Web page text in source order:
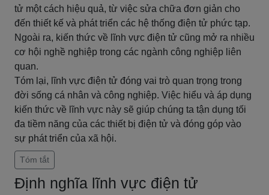
tử một cách hiệu quả, từ việc sửa chữa đơn giản cho
đến thiết kế và phát triển các hệ thống điện tử phức tạp.
Ngoài ra, kiến thức về lĩnh vực điện tử cũng mở ra nhiều
cơ hội nghề nghiệp trong các ngành công nghiệp liên
quan.
Tóm lại, lĩnh vực điện tử đóng vai trò quan trọng trong
đời sống cá nhân và công nghiệp. Việc hiểu và áp dụng
kiến thức về lĩnh vực này sẽ giúp chúng ta tận dụng tối
đa tiềm năng của các thiết bị điện tử và đóng góp vào
sự phát triển của xã hội.
Tóm tắt
Định nghĩa lĩnh vực điện tử